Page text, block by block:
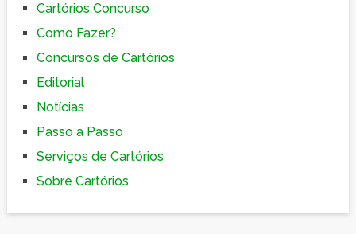
Cartórios Concurso
Como Fazer?
Concursos de Cartórios
Editorial
Notícias
Passo a Passo
Serviços de Cartórios
Sobre Cartórios